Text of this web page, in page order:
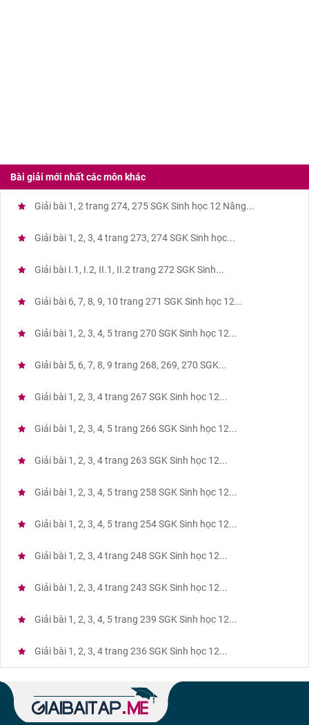
Bài giải mới nhất các môn khác
Giải bài 1, 2 trang 274, 275 SGK Sinh học 12 Nâng...
Giải bài 1, 2, 3, 4 trang 273, 274 SGK Sinh học...
Giải bài I.1, I.2, II.1, II.2 trang 272 SGK Sinh...
Giải bài 6, 7, 8, 9, 10 trang 271 SGK Sinh học 12...
Giải bài 1, 2, 3, 4, 5 trang 270 SGK Sinh học 12...
Giải bài 5, 6, 7, 8, 9 trang 268, 269, 270 SGK...
Giải bài 1, 2, 3, 4 trang 267 SGK Sinh học 12...
Giải bài 1, 2, 3, 4, 5 trang 266 SGK Sinh học 12...
Giải bài 1, 2, 3, 4 trang 263 SGK Sinh học 12...
Giải bài 1, 2, 3, 4, 5 trang 258 SGK Sinh học 12...
Giải bài 1, 2, 3, 4, 5 trang 254 SGK Sinh học 12...
Giải bài 1, 2, 3, 4 trang 248 SGK Sinh học 12...
Giải bài 1, 2, 3, 4 trang 243 SGK Sinh học 12...
Giải bài 1, 2, 3, 4, 5 trang 239 SGK Sinh học 12...
Giải bài 1, 2, 3, 4 trang 236 SGK Sinh học 12...